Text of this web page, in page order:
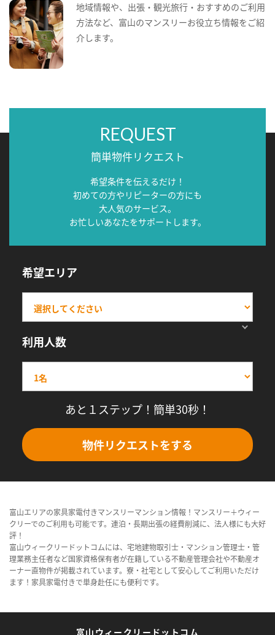
地域情報や、出張・観光旅行・おすすめのご利用
方法など、富山のマンスリーお役立ち情報をご紹
介します。
REQUEST
簡単物件リクエスト
希望条件を伝えるだけ！
初めての方やリピーターの方にも
大人気のサービス。
お忙しいあなたをサポートします。
希望エリア
利用人数
あと１ステップ！簡単30秒！
物件リクエストをする
富山エリアの家具家電付きマンスリーマンション情報！マンスリー＋ウィー
クリーでのご利用も可能です。連泊・長期出張の経費削減に、法人様にも大好
評！
富山ウィークリードットコムには、宅地建物取引士・マンション管理士・管
理業務主任者など国家資格保有者が在籍している不動産管理会社や不動産オ
ーナー直物件が掲載されています。寮・社宅として安心してご利用いただけ
ます！家具家電付きで単身赴任にも便利です。
富山ウィークリードットコム